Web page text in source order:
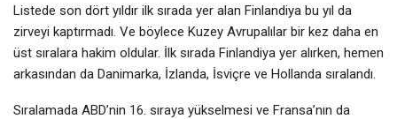
Listede son dört yıldır ilk sırada yer alan Finlandiya bu yıl da
zirveyi kaptırmadı. Ve böylece Kuzey Avrupalılar bir kez daha en
üst sıralara hakim oldular. İlk sırada Finlandiya yer alırken, hemen
arkasından da Danimarka, İzlanda, İsviçre ve Hollanda sıralandı.
Sıralamada ABD’nin 16. sıraya yükselmesi ve Fransa’nın da